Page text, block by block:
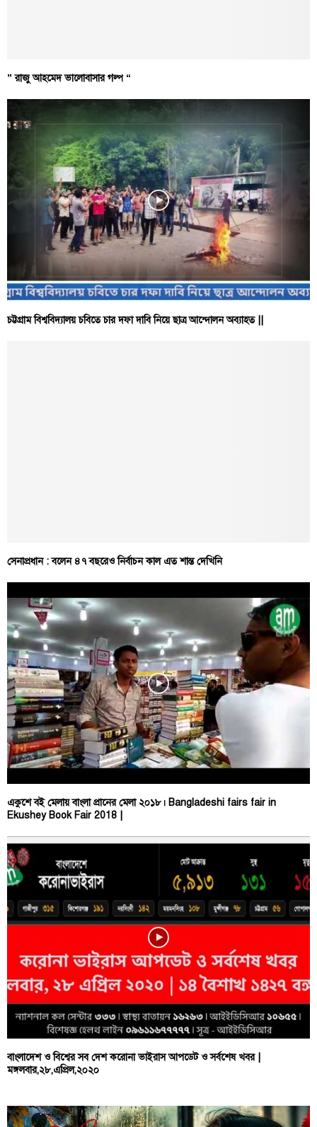
” রাজু আহমেদ ভালোবাসার গল্প “
চট্টগ্রাম বিশ্ববিদ্যালয় চবিতে চার দফা দাবি নিয়ে ছাত্র আন্দোলন অব্যাহত ||
সেনাপ্রধান : বলেন ৪৭ বছরেও নির্বাচন কাল এত শান্ত দেখিনি
একুশে বই মেলায় বাংলা প্রানের মেলা ২০১৮। Bangladeshi fairs fair in
Ekushey Book Fair 2018 |
বাংলাদেশ ও বিশ্বের সব দেশ করোনা ভাইরাস আপডেট ও সর্বশেষ খবর |
মঙ্গলবার,২৮,এপ্রিল,২০২০